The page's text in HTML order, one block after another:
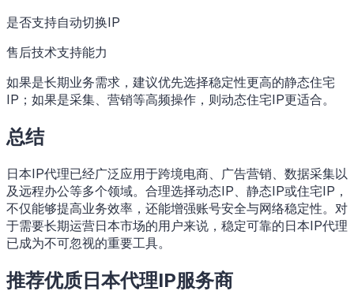
是否支持自动切换IP
售后技术支持能力
如果是长期业务需求，建议优先选择稳定性更高的静态住宅
IP；如果是采集、营销等高频操作，则动态住宅IP更适合。
总结
日本IP代理已经广泛应用于跨境电商、广告营销、数据采集以
及远程办公等多个领域。合理选择动态IP、静态IP或住宅IP，
不仅能够提高业务效率，还能增强账号安全与网络稳定性。对
于需要长期运营日本市场的用户来说，稳定可靠的日本IP代理
已成为不可忽视的重要工具。
推荐优质日本代理IP服务商